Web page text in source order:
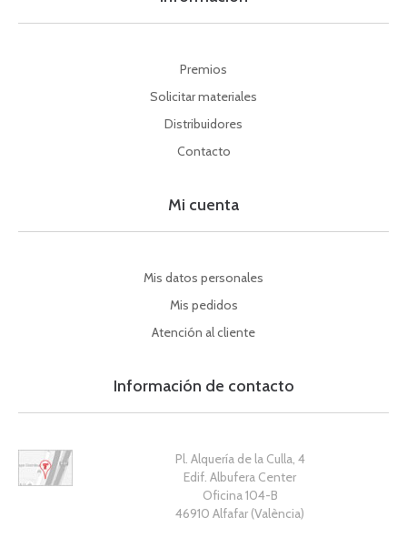
Premios
Solicitar materiales
Distribuidores
Contacto
Mi cuenta
Mis datos personales
Mis pedidos
Atención al cliente
Información de contacto
Pl. Alquería de la Culla, 4
Edif. Albufera Center
Oficina 104-B
46910 Alfafar (València)